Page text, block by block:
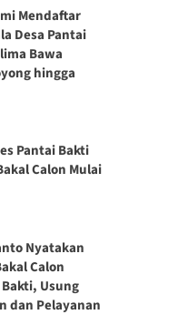
Mendaftar
Desa Pantai
Bawa
hingga
Pantai Bakti
Calon Mulai
Nyatakan
Calon
Usung
dan Pelayanan